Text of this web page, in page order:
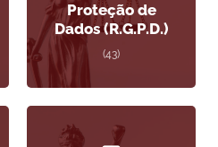
Proteção de
Dados (R.G.P.D.)
(43)